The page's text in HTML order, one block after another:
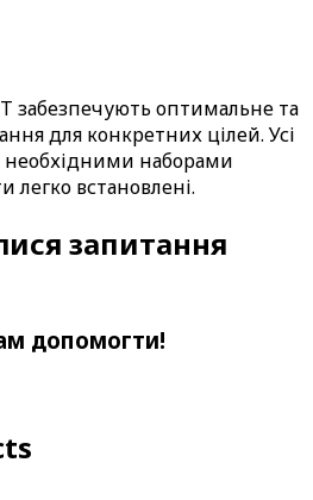
забезпечують оптимальне та
для конкретних цілей. Усі
необхідними наборами
легко встановлені.
запитання
допомогти!